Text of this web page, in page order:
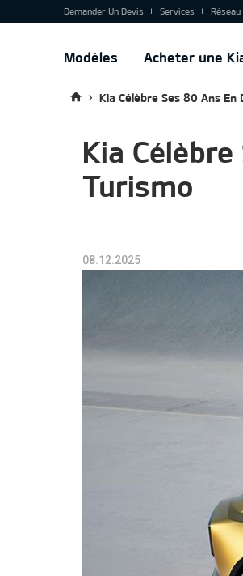
au
Top
menu
Demander Un Devis Services Réseau
Main
Modèles Acheter une
Kia Célèbre Ses 80 Ans
Kia
Turismo
08.12.2025